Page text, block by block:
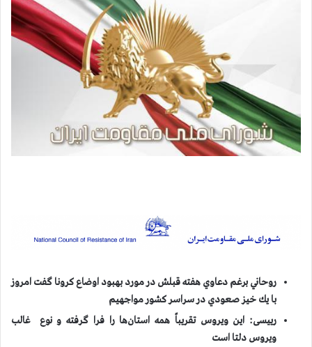
روحاني برغم دعاوي هفته قبلش در مورد بهبود اوضاع كرونا گفت امروز
با يك خيز صعودي در سراسر كشور مواجهيم
رییسی: این ویروس تقریباً همه استان‌ها را فرا گرفته و نوع غالب
ویروس دلتا است